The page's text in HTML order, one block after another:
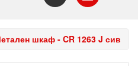
шкаф - CR 1263 J сив